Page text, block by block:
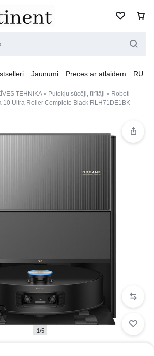
Jaunumi Preces ar atlaidēm RU
TEHNIKA» Putekļu sūcēji, tīrītāji » Roboti
10 Ultra Roller Complete Black RLH71DE1BK
1/5